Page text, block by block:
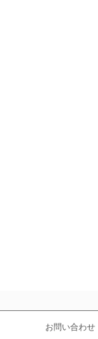
お問い合わせ